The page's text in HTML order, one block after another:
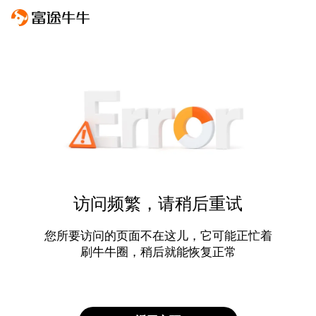
访问频繁，请稍后重试
您所要访问的页面不在这儿，它可能正忙着
刷牛牛圈，稍后就能恢复正常